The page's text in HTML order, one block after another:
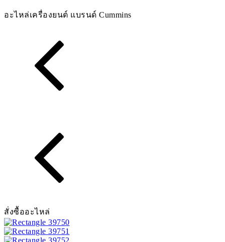
อะไหล่เครื่องยนต์ แบรนด์ Cummins
สั่งซื้ออะไหล่